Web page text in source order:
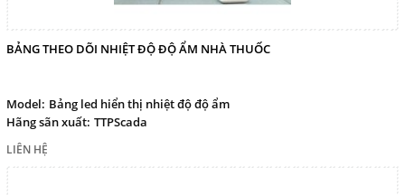
BẢNG THEO DÕI NHIỆT ĐỘ ĐỘ ẨM NHÀ THUỐC
Model: Bảng led hiển thị nhiệt độ độ ẩm
Hãng sãn xuất: TTPScada
LIÊN HỆ